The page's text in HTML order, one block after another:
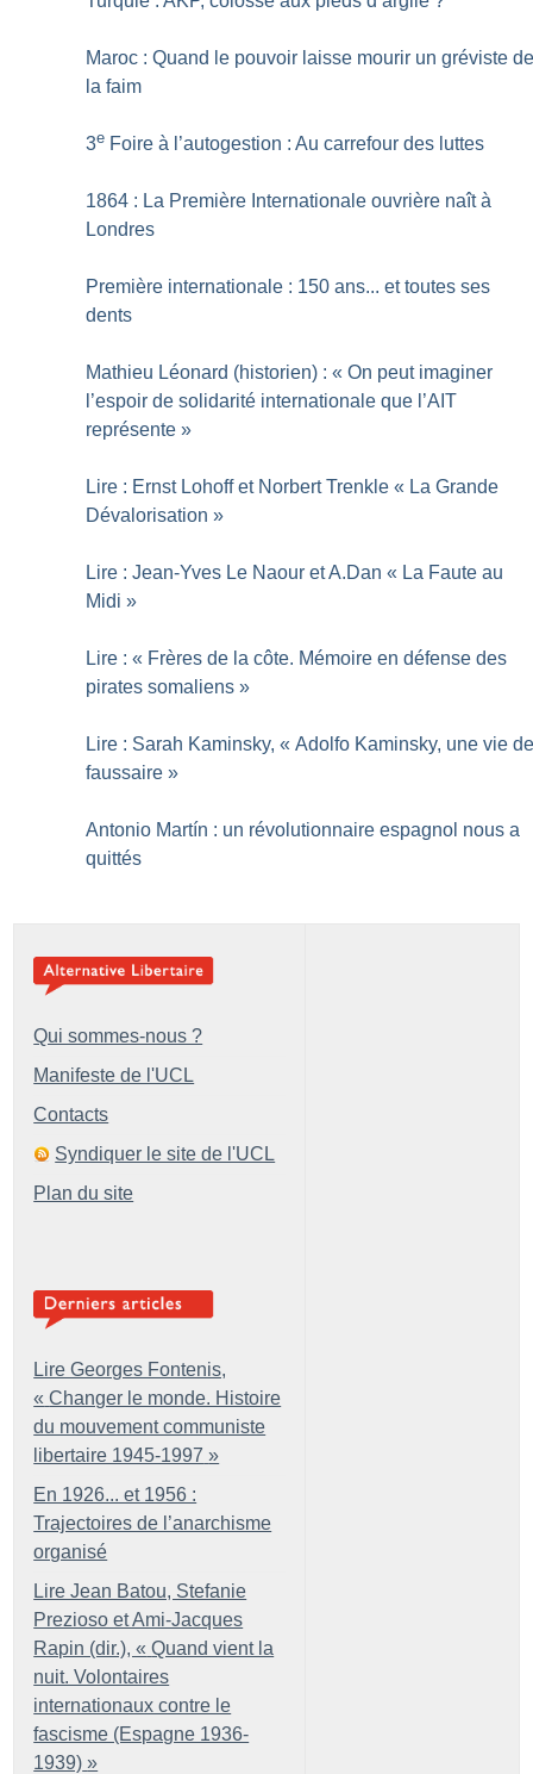
Maroc : Quand le pouvoir laisse mourir un gréviste
la faim
3e Foire à l’autogestion : Au carrefour des luttes
1864 : La Première Internationale ouvrière naît à
Londres
Première internationale : 150 ans... et toutes ses
dents
Mathieu Léonard (historien) : « On peut imaginer
l’espoir de solidarité internationale que l’AIT
représente »
Lire : Ernst Lohoff et Norbert Trenkle « La Grande
Dévalorisation »
Lire : Jean-Yves Le Naour et A.Dan « La Faute au
Midi »
Lire : « Frères de la côte. Mémoire en défense des
pirates somaliens »
Lire : Sarah Kaminsky, « Adolfo Kaminsky, une vie
faussaire »
Antonio Martín : un révolutionnaire espagnol nous a
quittés
Qui sommes-nous ?
Manifeste de l'UCL
Contacts
Syndiquer le site de l'UCL
Plan du site
Lire Georges Fontenis,
« Changer le monde. Histoire
du mouvement communiste
libertaire 1945-1997 »
En 1926... et 1956 :
Trajectoires de l’anarchisme
organisé
Lire Jean Batou, Stefanie
Prezioso et Ami-Jacques
Rapin (dir.), « Quand vient la
nuit. Volontaires
internationaux contre le
fascisme (Espagne 1936-
1939) »